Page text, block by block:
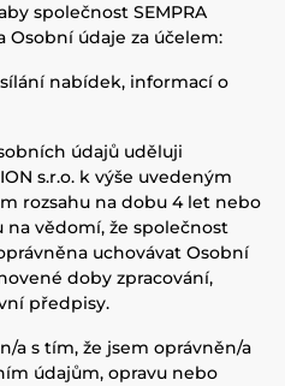
společnost SEMPRA
Osobní údaje za účelem:
nabídek, informací o
údajů uděluji
s.r.o. k výše uvedeným
rozsahu na dobu 4 let nebo
na vědomí, že společnost
uchovávat Osobní
doby zpracování,
předpisy.
a s tím, že jsem oprávněn/a
údajům, opravu nebo